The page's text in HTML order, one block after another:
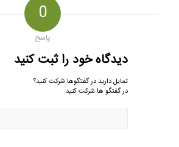
0
پاسخ
دیدگاه خود را ثبت کنید
تمایل دارید در گفتگوها شرکت کنید؟
در گفتگو ها شرکت کنید.